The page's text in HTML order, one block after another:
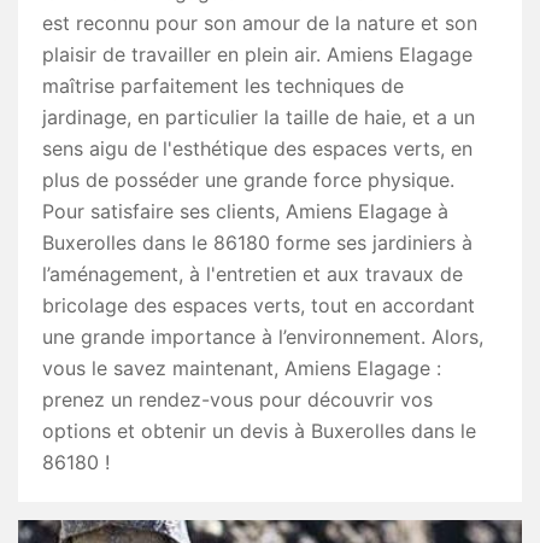
est reconnu pour son amour de la nature et son
plaisir de travailler en plein air. Amiens Elagage
maîtrise parfaitement les techniques de
jardinage, en particulier la taille de haie, et a un
sens aigu de l'esthétique des espaces verts, en
plus de posséder une grande force physique.
Pour satisfaire ses clients, Amiens Elagage à
Buxerolles dans le 86180 forme ses jardiniers à
l’aménagement, à l'entretien et aux travaux de
bricolage des espaces verts, tout en accordant
une grande importance à l’environnement. Alors,
vous le savez maintenant, Amiens Elagage :
prenez un rendez-vous pour découvrir vos
options et obtenir un devis à Buxerolles dans le
86180 !